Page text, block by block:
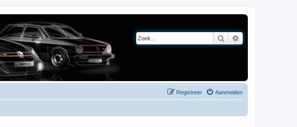
Zoek
Aanmelden
Registreer